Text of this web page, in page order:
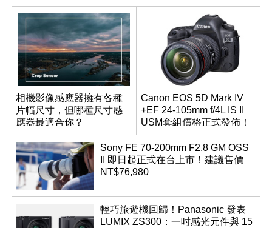
相機影像感應器擁有各種
片幅尺寸，但哪種尺寸感
應器最適合你？
Canon EOS 5D Mark IV
+EF 24-105mm f/4L IS II
USM套組價格正式發佈！
Sony FE 70-200mm F2.8 GM OSS
II 即日起正式在台上市！建議售價
NT$76,980
輕巧旅遊機回歸！Panasonic 發表
LUMIX ZS300：一吋感光元件與 15